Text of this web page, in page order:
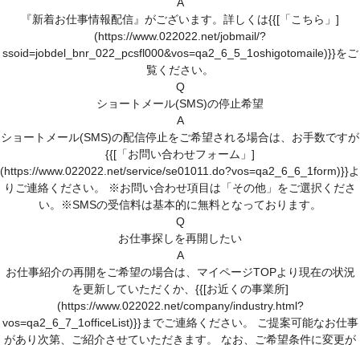
『新着お仕事情報配信』がございます。詳しくは{{[「こちら」]
(https://www.022022.net/jobmail/?
ssoid=jobdel_bnr_022_pcsfl000&vos=qa2_6_5_1oshigotomaile)}}をご
覧ください。
Q
ショートメール(SMS)の停止希望
A
ショートメール(SMS)の配信停止をご希望される場合は、お手数ですが
{{[「お問い合わせフォーム」]
(https://www.022022.net/service/se01011.do?vos=qa2_6_6_1form)}}よ
りご連絡ください。 ※お問い合わせ項目は「その他」をご選択くださ
い。※SMSの受信料は基本的に無料となっております。
Q
お仕事探しを再開したい
A
お仕事紹介の再開をご希望の場合は、マイページTOPより現在の状況
を更新していただくか、{{[お近くの事業所]
(https://www.022022.net/company/industry.html?
vos=qa2_6_7_1officeList)}}までご連絡ください。 ご提案可能なお仕事
があり次第、ご紹介させていただきます。 なお、ご希望条件に変更が